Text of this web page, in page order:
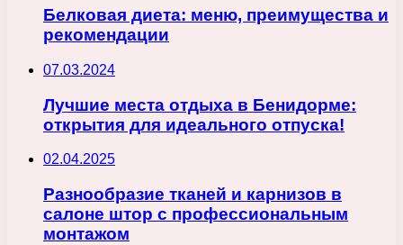
Белковая диета: меню, преимущества и
рекомендации
07.03.2024
Лучшие места отдыха в Бенидорме:
открытия для идеального отпуска!
02.04.2025
Разнообразие тканей и карнизов в
салоне штор с профессиональным
монтажом